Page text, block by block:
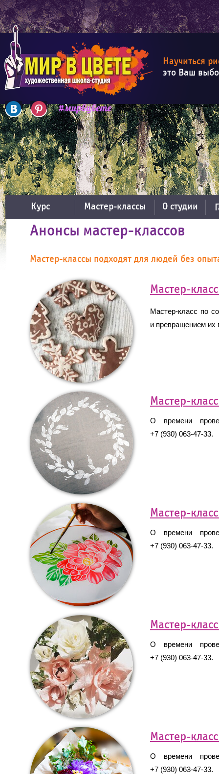
Научиться
это Ваш
Курс Мастер-классы О студии
Анонсы мастер-классов
Мастер-классы подходят для людей без
Мастер-
Мастер-класс по
и превращением их
Мастер-
О времени
+7 (930) 063-47-33.
Мастер-
О времени
+7 (930) 063-47-33.
Мастер-
О времени
+7 (930) 063-47-33.
Мастер-
О времени
+7 (930) 063-47-33.